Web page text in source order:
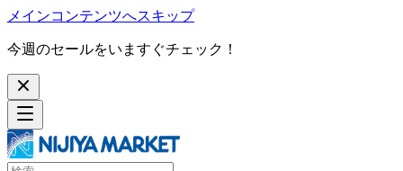
メインコンテンツへスキップ
今週のセールをいますぐチェック！